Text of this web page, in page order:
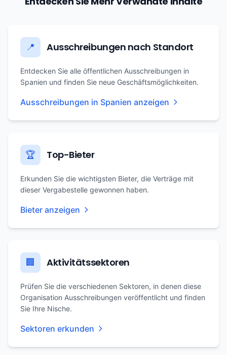
📍 Ausschreibungen nach Standort
Entdecken Sie alle öffentlichen Ausschreibungen in
Spanien und finden Sie neue Geschäftsmöglichkeiten.
Ausschreibungen in Spanien anzeigen
🏆 Top-Bieter
Erkunden Sie die wichtigsten Bieter, die Verträge mit
dieser Vergabestelle gewonnen haben.
Bieter anzeigen
🏢 Aktivitätssektoren
Prüfen Sie die verschiedenen Sektoren, in denen diese
Organisation Ausschreibungen veröffentlicht und finden
Sie Ihre Nische.
Sektoren erkunden